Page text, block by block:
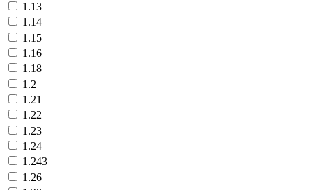
1.13
1.14
1.15
1.16
1.18
1.2
1.21
1.22
1.23
1.24
1.243
1.26